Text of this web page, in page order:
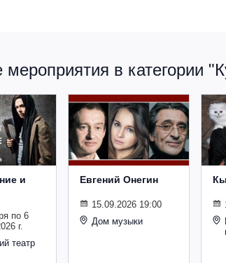
в категории
и
по 6
г.
театр
Евгений Онегин
15.09.2026 19:00
Дом музыки